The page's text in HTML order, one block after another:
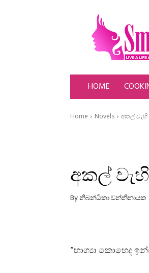
SmartLady
HOME
Home Novels අකල් වැහි
අකල්
By නිබන්ධිකා වන්නිනායක
“භාග්‍යා කොහෙද